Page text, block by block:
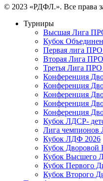
© 2023 «РДФЛ.». Все права
Турниры
Высшая Лига
Кубок
Первая лига
Вторая Лига
Третья Лига
Конференция
Конференция
Конференция
Конференция
Конференция
Кубок ЛДСР-
Лига
Кубок ЛДФ 2026
Кубок Дворовой
Кубок Высшего
Кубок Первого
Кубок Второго